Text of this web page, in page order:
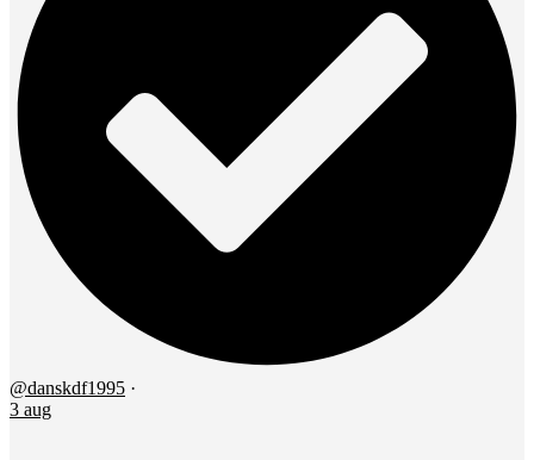
@danskdf1995 ·
3 aug